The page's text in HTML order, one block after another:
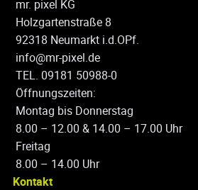
mr. pixel KG
Holzgartenstraße 8
92318 Neumarkt i.d.OPf.
info@mr-pixel.de
TEL. 09181 50988-0
Öffnungszeiten:
Montag bis Donnerstag
8.00 – 12.00 & 14.00 – 17.00 Uhr
Freitag
8.00 – 14.00 Uhr
Kontakt